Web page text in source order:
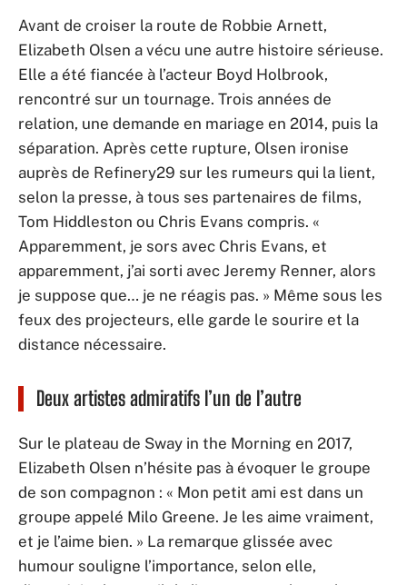
Avant de croiser la route de Robbie Arnett,
Elizabeth Olsen a vécu une autre histoire sérieuse.
Elle a été fiancée à l’acteur Boyd Holbrook,
rencontré sur un tournage. Trois années de
relation, une demande en mariage en 2014, puis la
séparation. Après cette rupture, Olsen ironise
auprès de Refinery29 sur les rumeurs qui la lient,
selon la presse, à tous ses partenaires de films,
Tom Hiddleston ou Chris Evans compris. «
Apparemment, je sors avec Chris Evans, et
apparemment, j’ai sorti avec Jeremy Renner, alors
je suppose que… je ne réagis pas. » Même sous les
feux des projecteurs, elle garde le sourire et la
distance nécessaire.
Deux artistes admiratifs l’un de l’autre
Sur le plateau de Sway in the Morning en 2017,
Elizabeth Olsen n’hésite pas à évoquer le groupe
de son compagnon : « Mon petit ami est dans un
groupe appelé Milo Greene. Je les aime vraiment,
et je l’aime bien. » La remarque glissée avec
humour souligne l’importance, selon elle,